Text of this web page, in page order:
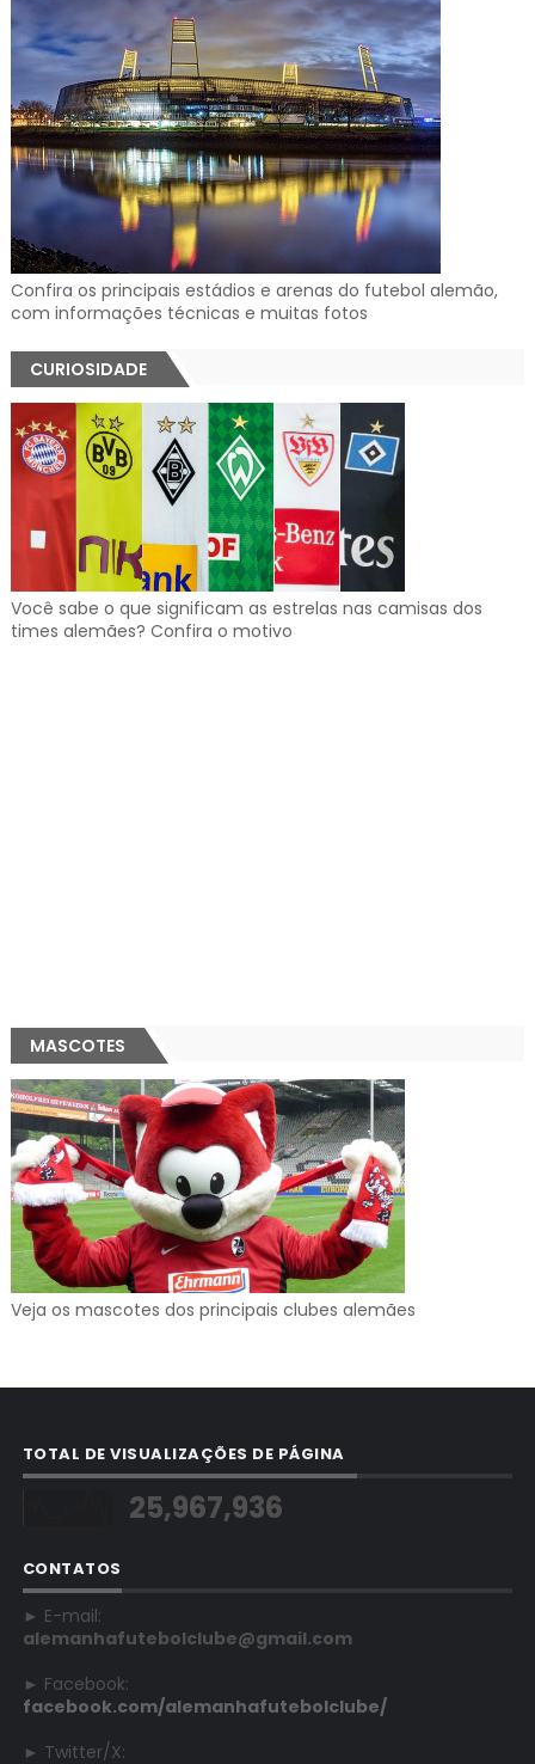
Confira os principais estádios e arenas do futebol alemão,
com informações técnicas e muitas fotos
CURIOSIDADE
Você sabe o que significam as estrelas nas camisas dos
times alemães? Confira o motivo
MASCOTES
Veja os mascotes dos principais clubes alemães
TOTAL DE VISUALIZAÇÕES DE PÁGINA
25,967,936
CONTATOS
► E-mail:
alemanhafutebolclube@gmail.com
► Facebook:
facebook.com/alemanhafutebolclube/
► Twitter/X: